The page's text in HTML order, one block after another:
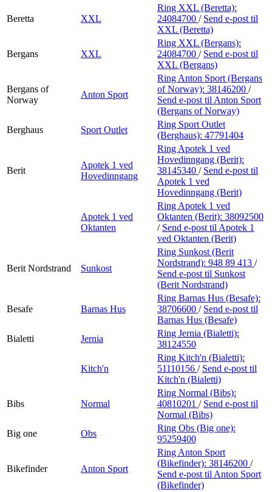
Beretta XXL
Ring XXL (Beretta):
24084700 / Send e-post til
XXL (Beretta)
Bergans XXL
Ring XXL (Bergans):
24084700 / Send e-post til
XXL (Bergans)
Bergans of
Norway
Anton Sport
Ring Anton Sport (Bergans
of Norway): 38146200 /
Send e-post til Anton Sport
(Bergans of Norway)
Berghaus
Sport Outlet
Ring Sport Outlet
(Berghaus): 47791404
Berit
Apotek 1 ved
Hovedinngang
Ring Apotek 1 ved
Hovedinngang (Berit):
38145340 / Send e-post til
Apotek 1 ved
Hovedinngang (Berit)
Apotek 1 ved
Oktanten
Ring Apotek 1 ved
Oktanten (Berit): 38092500
/ Send e-post til Apotek 1
ved Oktanten (Berit)
Berit Nordstrand Sunkost
Ring Sunkost (Berit
Nordstrand): 948 89 413 /
Send e-post til Sunkost
(Berit Nordstrand)
Besafe Barnas Hus
Ring Barnas Hus (Besafe):
38706600 / Send e-post til
Barnas Hus (Besafe)
Bialetti
Jernia
Ring Jernia (Bialetti):
38124550
Kitch'n
Ring Kitch'n (Bialetti):
51110156 / Send e-post til
Kitch'n (Bialetti)
Bibs Normal
Ring Normal (Bibs):
40810201 / Send e-post til
Normal (Bibs)
Big one
Obs
Ring Obs (Big one):
95259400
Bikefinder Anton Sport
Ring Anton Sport
(Bikefinder): 38146200 /
Send e-post til Anton Sport
(Bikefinder)